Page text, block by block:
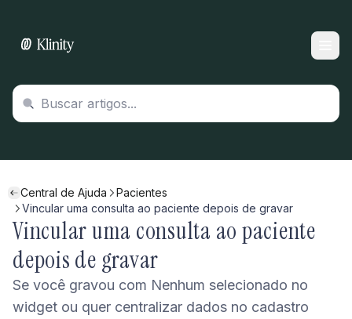
Central de Ajuda
Pacientes
Vincular uma consulta ao paciente depois de gravar
Vincular uma consulta ao paciente
depois de gravar
Se você gravou com Nenhum selecionado no
widget ou quer centralizar dados no cadastro